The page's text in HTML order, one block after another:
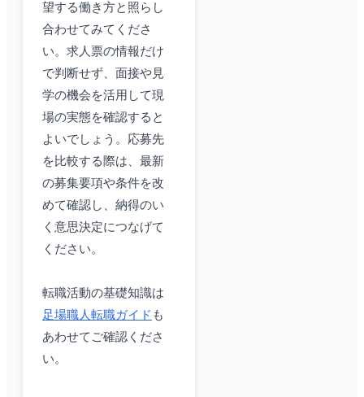
望する働き方と照らし
合わせてみてくださ
い。求人票の情報だけ
で判断せず、面接や見
学の機会を活用して現
場の実態を確認すると
よいでしょう。応募先
を比較する際は、最新
の募集要項や条件を改
めて確認し、納得のい
く意思決定につなげて
ください。
転職活動の基礎知識は
足場職人転職ガイド も
あわせてご確認くださ
い。